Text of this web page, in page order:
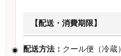
【配送・消費期限】
配送方法： クール便（冷蔵）